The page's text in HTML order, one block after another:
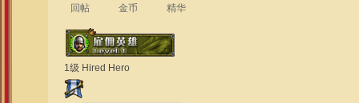
回帖
金币
精华
1级 Hired Hero